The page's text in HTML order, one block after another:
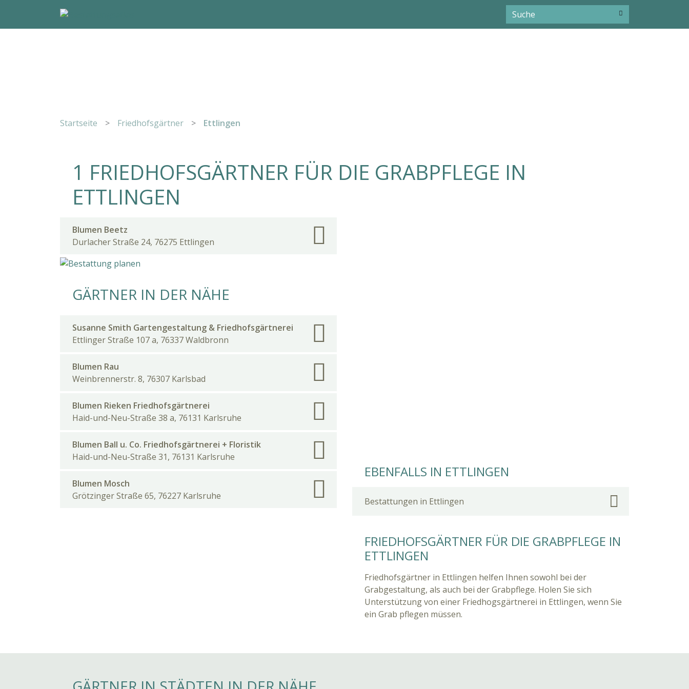
Startseite > Friedhofsgärtner > Ettlingen
1 FRIEDHOFSGÄRTNER FÜR DIE GRABPFLEGE IN
ETTLINGEN
Blumen Beetz
Durlacher Straße 24, 76275 Ettlingen
GÄRTNER IN DER NÄHE
Susanne Smith Gartengestaltung & Friedhofsgärtnerei
Ettlinger Straße 107 a, 76337 Waldbronn
Blumen Rau
Weinbrennerstr. 8, 76307 Karlsbad
Blumen Rieken Friedhofsgärtnerei
Haid-und-Neu-Straße 38 a, 76131 Karlsruhe
Blumen Ball u. Co. Friedhofsgärtnerei + Floristik
Haid-und-Neu-Straße 31, 76131 Karlsruhe
Blumen Mosch
Grötzinger Straße 65, 76227 Karlsruhe
EBENFALLS IN ETTLINGEN
Bestattungen in Ettlingen
FRIEDHOFSGÄRTNER FÜR DIE GRABPFLEGE IN
ETTLINGEN
Friedhofsgärtner in Ettlingen helfen Ihnen sowohl bei der
Grabgestaltung, als auch bei der Grabpflege. Holen Sie sich
Unterstützung von einer Friedhogsgärtnerei in Ettlingen, wenn Sie
ein Grab pflegen müssen.